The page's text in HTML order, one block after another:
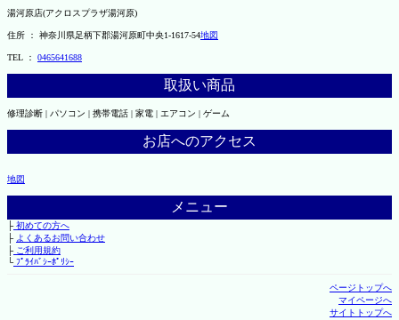
湯河原店(アクロスプラザ湯河原)
住所 ： 神奈川県足柄下郡湯河原町中央1-1617-54地図
TEL ： 0465641688
取扱い商品
修理診断 | パソコン | 携帯電話 | 家電 | エアコン | ゲーム
お店へのアクセス
地図
メニュー
├初めての方へ
├ よくあるお問い合わせ
├ご利用規約
└ﾌﾟﾗｲﾊﾞｼｰﾎﾟﾘｼｰ
ページトップへ
マイページへ
サイトトップへ